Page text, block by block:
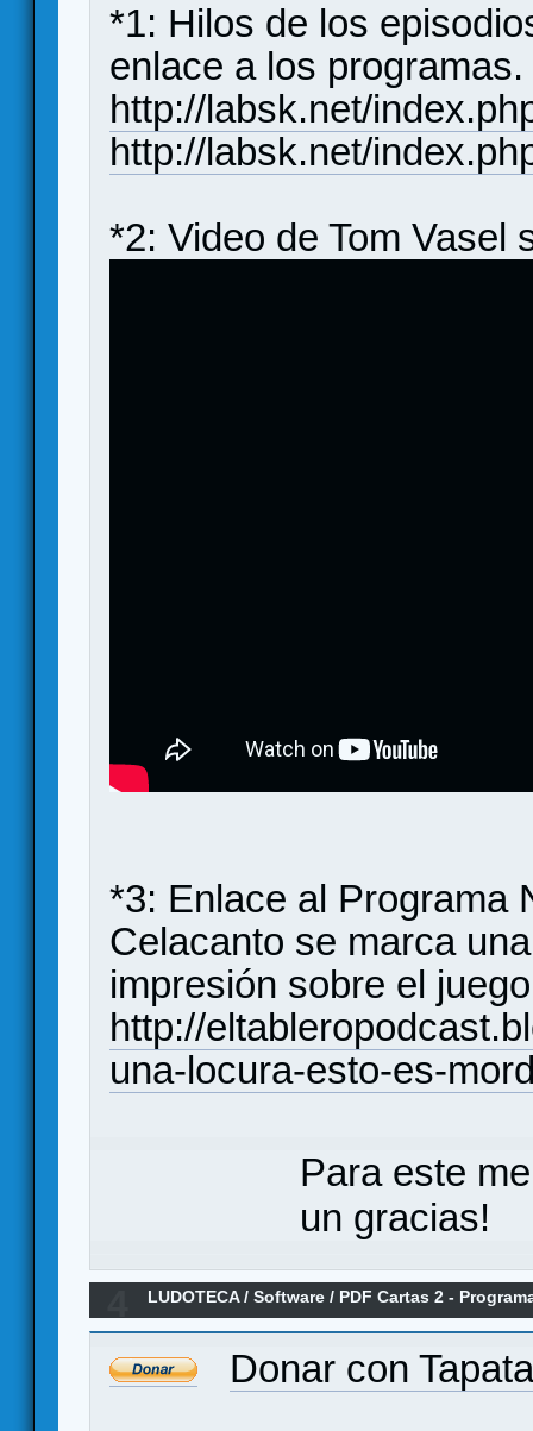
*1: Hilos de los
enlace a los programas.
http://labsk.net/
http://labsk.net/
*2: Video de Tom Vasel
*3: Enlace al Programa
Celacanto se marca
impresión sobre el
http://
una-locura-esto-es-
Para este
un gracias!
LUDOTECA/Software / PDF Cartas 2 -
Donar con